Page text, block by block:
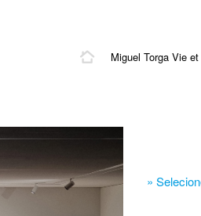
Miguel Torga Vie
»